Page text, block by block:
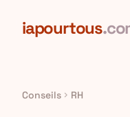
iapourtous
Conseils chevron_right RH